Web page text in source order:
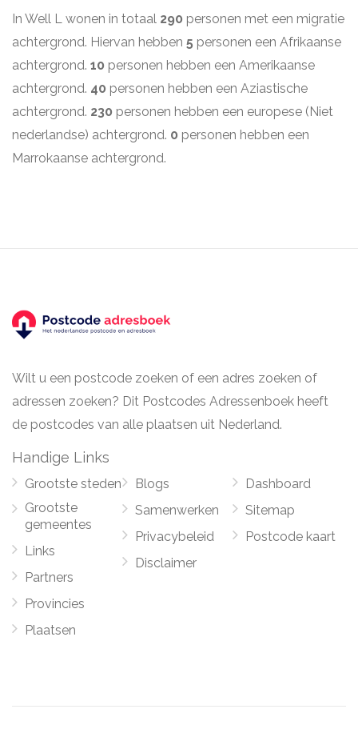
In Well L wonen in totaal 290 personen met een migratie
achtergrond. Hiervan hebben 5 personen een Afrikaanse
achtergrond. 10 personen hebben een Amerikaanse
achtergrond. 40 personen hebben een Aziastische
achtergrond. 230 personen hebben een europese (Niet
nederlandse) achtergrond. 0 personen hebben een
Marrokaanse achtergrond.
Wilt u een postcode zoeken of een adres zoeken of
adressen zoeken? Dit Postcodes Adressenboek heeft
de postcodes van alle plaatsen uit Nederland.
Handige Links
Grootste steden
Grootste
gemeentes
Links
Partners
Provincies
Plaatsen
Blogs
Samenwerken
Privacybeleid
Disclaimer
Dashboard
Sitemap
Postcode kaart